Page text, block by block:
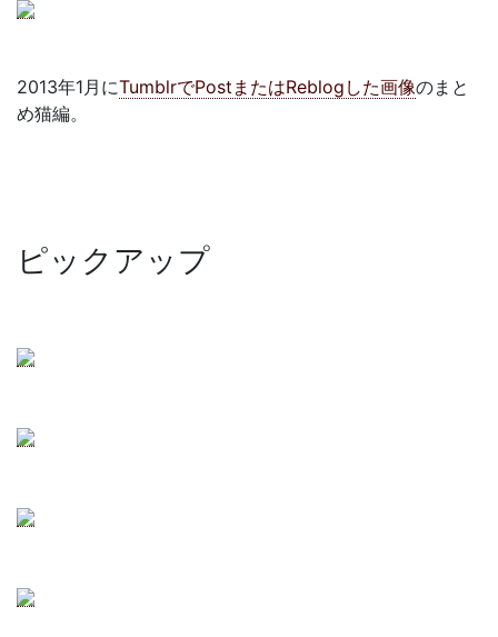
2013年1月にTumblrでPostまたはReblogした画像のまと
め猫編。
ピックアップ